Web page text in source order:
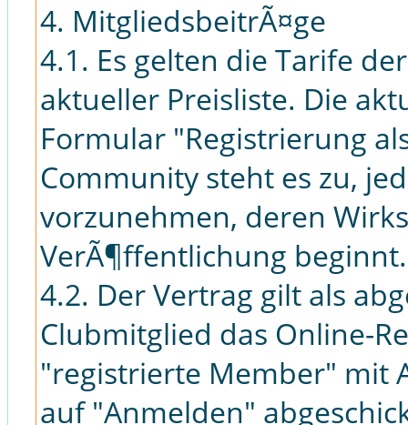
4. MitgliedsbeitrÃ¤ge
4.1. Es gelten die Tarife
aktueller Preisliste. Die
Formular "Registrierung
Community steht es zu,
vorzunehmen, deren
VerÃ¶ffentlichung beginnt.
4.2. Der Vertrag gilt als
Clubmitglied das Online-
"registrierte Member" mit
auf "Anmelden"